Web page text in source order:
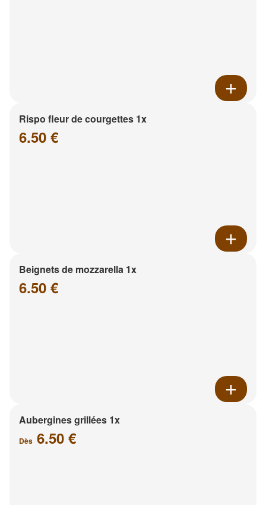
Rispo fleur de courgettes 1x
6.50 €
Beignets de mozzarella 1x
6.50 €
Aubergines grillées 1x
Dès 6.50 €